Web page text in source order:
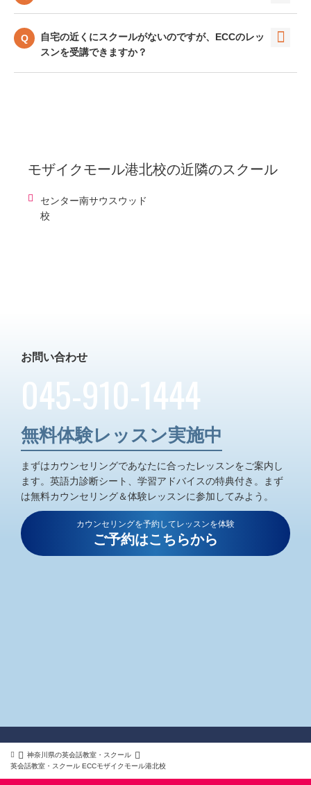
自宅の近くにスクールがないのですが、ECCのレッ
スンを受講できますか？
モザイクモール港北校の近隣のスクール
センター南サウスウッド
校
お問い合わせ
045-910-1444
無料体験レッスン実施中
まずはカウンセリングであなたに合ったレッスンをご案内し
ます。 英語力診断シート、学習アドバイスの特典付き。
まず
は無料カウンセリング＆体験レッスンに参加してみよう。
カウンセリングを予約してレッスンを体験
ご予約はこちらから
神奈川県の英会話教室・スクール
英会話教室・スクール ECCモザイクモール港北校